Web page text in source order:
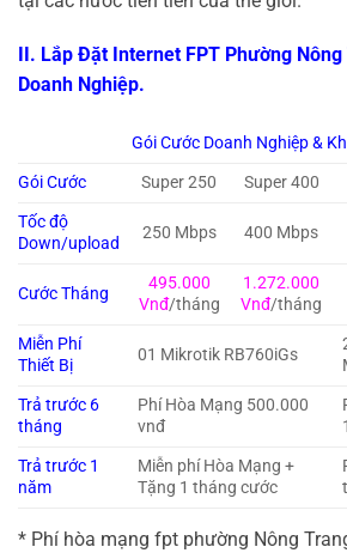
II. Lắp Đặt Internet FPT Phường
Doanh Nghiệp.
Gói Cước Doanh Nghiệp &
Gói Cước
Super 250 Super 400
Tốc độ
Down/upload
250 Mbps 400 Mbps
Cước Tháng
495.000
Vnđ/tháng
1.272.000
Vnđ/tháng
Miễn Phí
Thiết Bị
01 Mikrotik RB760iGs
Trả trước 6
tháng
Phí Hòa Mạng 500.000
vnđ
Trả trước 1
năm
Miễn phí Hòa Mạng +
Tặng 1 tháng cước
* Phí hòa mạng fpt phường Nông